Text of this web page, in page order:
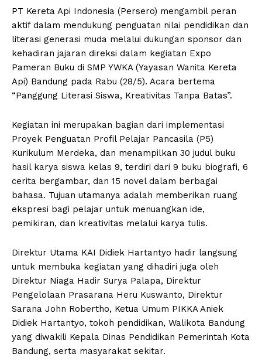
PT Kereta Api Indonesia (Persero) mengambil peran
aktif dalam mendukung penguatan nilai pendidikan dan
literasi generasi muda melalui dukungan sponsor dan
kehadiran jajaran direksi dalam kegiatan Expo
Pameran Buku di SMP YWKA (Yayasan Wanita Kereta
Api) Bandung pada Rabu (28/5). Acara bertema
“Panggung Literasi Siswa, Kreativitas Tanpa Batas”.
Kegiatan ini merupakan bagian dari implementasi
Proyek Penguatan Profil Pelajar Pancasila (P5)
Kurikulum Merdeka, dan menampilkan 30 judul buku
hasil karya siswa kelas 9, terdiri dari 9 buku biografi, 6
cerita bergambar, dan 15 novel dalam berbagai
bahasa. Tujuan utamanya adalah memberikan ruang
ekspresi bagi pelajar untuk menuangkan ide,
pemikiran, dan kreativitas melalui karya tulis.
Direktur Utama KAI Didiek Hartantyo hadir langsung
untuk membuka kegiatan yang dihadiri juga oleh
Direktur Niaga Hadir Surya Palapa, Direktur
Pengelolaan Prasarana Heru Kuswanto, Direktur
Sarana John Robertho, Ketua Umum PIKKA Aniek
Didiek Hartantyo, tokoh pendidikan, Walikota Bandung
yang diwakili Kepala Dinas Pendidikan Pemerintah Kota
Bandung, serta masyarakat sekitar.